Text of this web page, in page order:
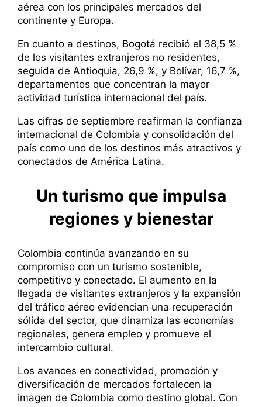
aérea con los principales mercados del
continente y Europa.
En cuanto a destinos, Bogotá recibió el 38,5 %
de los visitantes extranjeros no residentes,
seguida de Antioquia, 26,9 %, y Bolívar, 16,7 %,
departamentos que concentran la mayor
actividad turística internacional del país.
Las cifras de septiembre reafirman la confianza
internacional de Colombia y consolidación del
país como uno de los destinos más atractivos y
conectados de América Latina.
Un turismo que impulsa
regiones y bienestar
Colombia continúa avanzando en su
compromiso con un turismo sostenible,
competitivo y conectado. El aumento en la
llegada de visitantes extranjeros y la expansión
del tráfico aéreo evidencian una recuperación
sólida del sector, que dinamiza las economías
regionales, genera empleo y promueve el
intercambio cultural.
Los avances en conectividad, promoción y
diversificación de mercados fortalecen la
imagen de Colombia como destino global. Con